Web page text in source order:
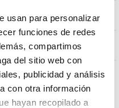
usan para personalizar
funciones de redes
compartimos
del sitio web con
publicidad y análisis
con otra información
hayan recopilado a